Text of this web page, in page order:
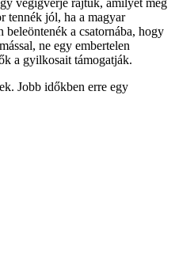
tennék jól, ha a magyar
a csatornába, hogy
ne egy embertelen
a gyilkosait támogatják.
Jobb időkben erre egy